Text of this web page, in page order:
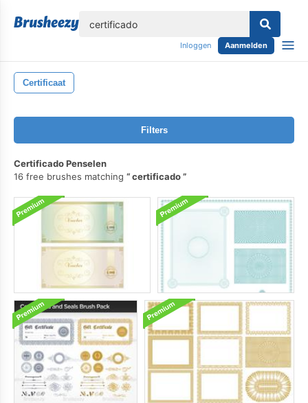
Inloggen Aanmelden
Certificaat
Filters
Certificado Penselen
16 free brushes matching
certificado